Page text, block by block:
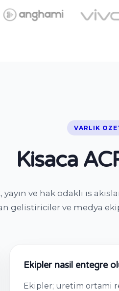
VARLIK
Kisaca
yayin ve hak odakli is
gelistiriciler ve medya
Ekipler nasil entegre
Ekipler; uretim ortami